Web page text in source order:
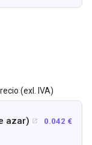
(exl. IVA)
azar)  0.042 €